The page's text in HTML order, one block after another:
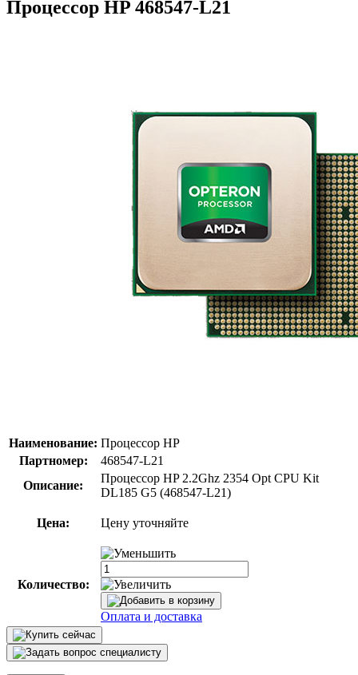
Процессор HP 468547-L21
Наименование: Процессор HP
Партномер:
468547-L21
Описание:
Процессор HP 2.2Ghz 2354 Opt CPU Kit
DL185 G5 (468547-L21)
Цена: Цену уточняйте
Количество:
Оплата и доставка